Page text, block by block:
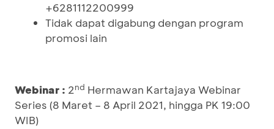
+6281112200999
Tidak dapat digabung dengan program
promosi lain
Webinar : 2nd Hermawan Kartajaya Webinar
Series (8 Maret – 8 April 2021, hingga PK 19:00
WIB)